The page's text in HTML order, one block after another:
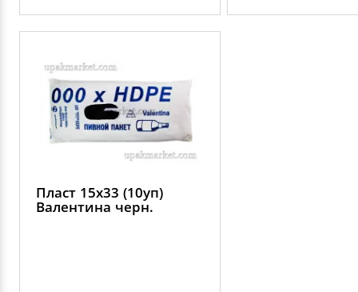
Пласт 15х33 (10уп)
Валентина черн.